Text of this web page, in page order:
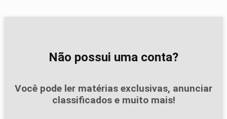
Não possui uma conta?
Você pode ler matérias exclusivas, anunciar
classificados e muito mais!